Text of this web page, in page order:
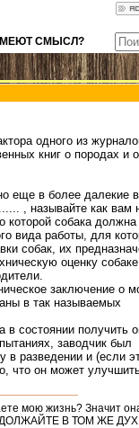
СМЫСЛ?
одного из
книг о породах и
еще в более далекие
, называйте как вам
которой собака
вида работы, для
собак, их
оценку
заключение о
в так называемых
состоянии получить
заводчик был
в разведении и (если
что он может
мою жизнь? Значит
В ТОМ ЖЕ